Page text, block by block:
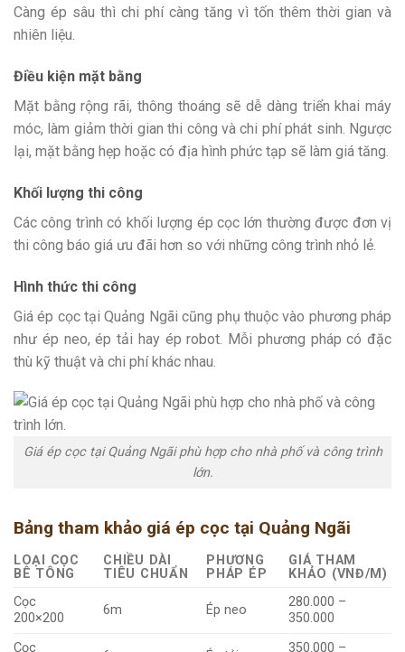
Càng ép sâu thì chi phí càng tăng vì tốn thêm thời gian và
nhiên liệu.
Điều kiện mặt bằng
Mặt bằng rộng rãi, thông thoáng sẽ dễ dàng triển khai máy
móc, làm giảm thời gian thi công và chi phí phát sinh. Ngược
lại, mặt bằng hẹp hoặc có địa hình phức tạp sẽ làm giá tăng.
Khối lượng thi công
Các công trình có khối lượng ép cọc lớn thường được đơn vị
thi công báo giá ưu đãi hơn so với những công trình nhỏ lẻ.
Hình thức thi công
Giá ép cọc tại Quảng Ngãi cũng phụ thuộc vào phương pháp
như ép neo, ép tải hay ép robot. Mỗi phương pháp có đặc
thù kỹ thuật và chi phí khác nhau.
Giá ép cọc tại Quảng Ngãi phù hợp cho nhà phố và công trình
lớn.
Bảng tham khảo giá ép cọc tại Quảng Ngãi
LOẠI CỌC
BÊ TÔNG
CHIỀU DÀI
TIÊU CHUẨN
PHƯƠNG
PHÁP ÉP
GIÁ THAM
KHẢO (VNĐ/M)
Cọc
200×200
6m Ép neo
280.000 –
350.000
Cọc
350.000 –